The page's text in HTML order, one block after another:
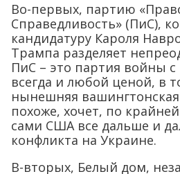
Во-первых, партию
Справедливость» (ПиС),
кандидатуру Кароля
Трампа разделяет
ПиС – это партия войны с
всегда и любой ценой, в
нынешняя
похоже, хочет, по
сами США все дальше и
конфликта на Украине.
В-вторых, Белый дом,